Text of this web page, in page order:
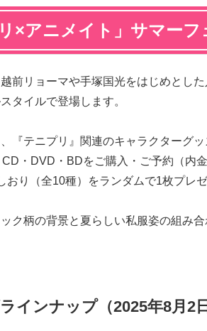
×アニメイト」サマーフ
前リョーマや手塚国光をはじめとし
タイルで登場します。
『テニプリ』関連のキャラクターグ
・DVD・BDをご購入・ご予約（内
おり（全10種）をランダムで1枚プレゼ
ク柄の背景と夏らしい私服姿の組み
インナップ（2025年8月2